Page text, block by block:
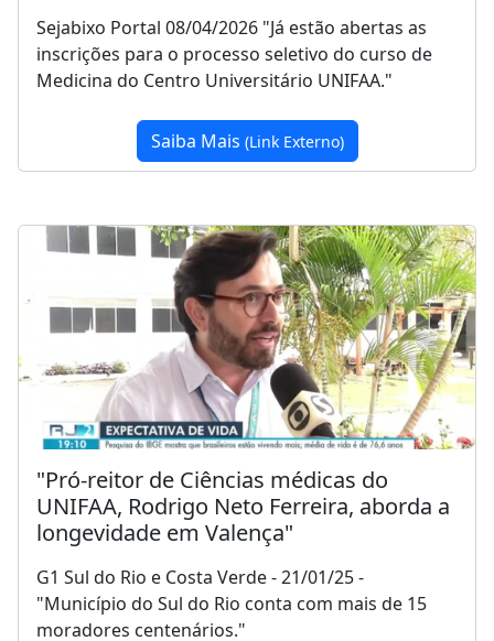
Sejabixo Portal 08/04/2026 "Já estão abertas as
inscrições para o processo seletivo do curso de
Medicina do Centro Universitário UNIFAA."
Saiba Mais (Link Externo)
"Pró-reitor de Ciências médicas do
UNIFAA, Rodrigo Neto Ferreira, aborda a
longevidade em Valença"
G1 Sul do Rio e Costa Verde - 21/01/25 -
"Município do Sul do Rio conta com mais de 15
moradores centenários."